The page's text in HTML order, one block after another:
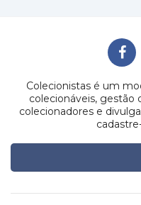
Colecionistas é um
colecionáveis, gestão
colecionadores e